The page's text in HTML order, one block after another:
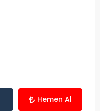
Hemen Al